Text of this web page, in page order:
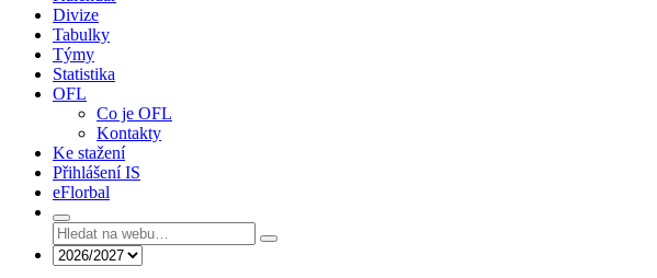
Divize
Tabulky
Týmy
Statistika
OFL
Co je OFL
Kontakty
Ke stažení
Přihlášení IS
eFlorbal